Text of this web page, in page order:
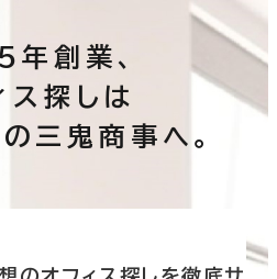
創業、
ス探しは
三鬼商事へ。